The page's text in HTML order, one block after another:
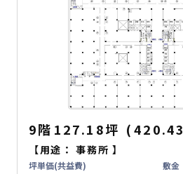
9階 127.18坪 ( 420.43
【用途：事務所 】
坪単価(共益費) 敷金